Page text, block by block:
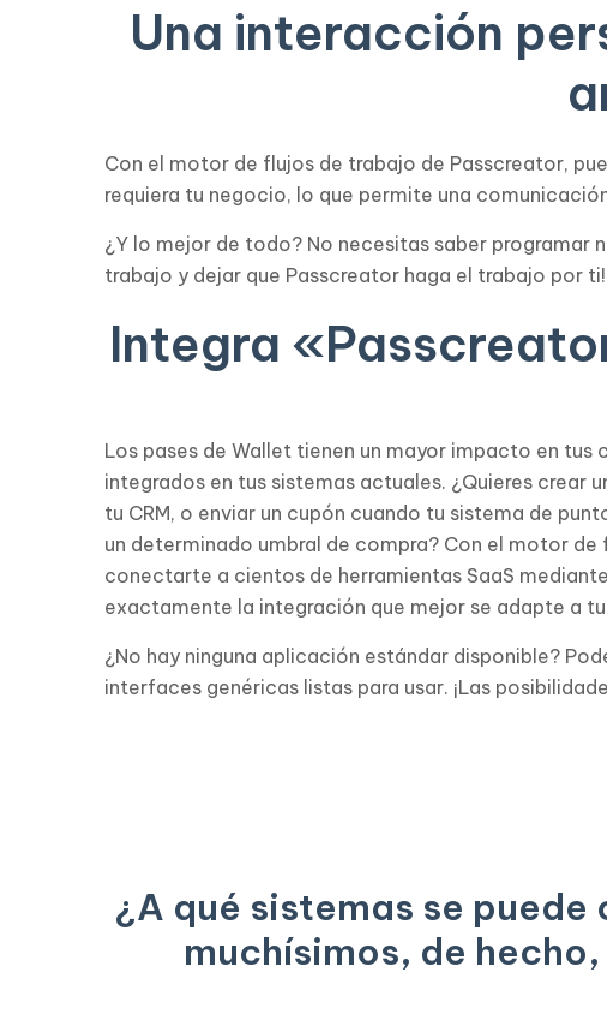
Una interacción
Con el motor de flujos de trabajo de Passcreator,
requiera tu negocio, lo que permite una
¿Y lo mejor de todo? No necesitas saber programar
trabajo y dejar que Passcreator haga el trabajo por ti!
Integra
Los pases de Wallet tienen un mayor impacto en
integrados en tus sistemas actuales. ¿Quieres crear
tu CRM, o enviar un cupón cuando tu sistema de
un determinado umbral de compra? Con el motor
conectarte a cientos de herramientas SaaS
exactamente la integración que mejor se adapte a
¿No hay ninguna aplicación estándar disponible?
interfaces genéricas listas para usar. ¡Las
¿A qué sistemas se
muchísimos, de